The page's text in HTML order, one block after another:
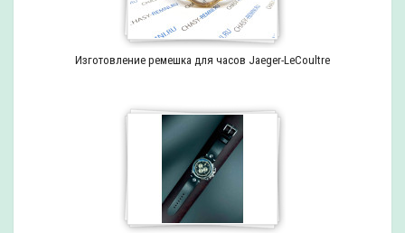
Изготовление ремешка для часов Jaeger-LeCoultre